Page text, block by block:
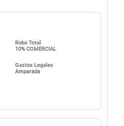
Robo Total
10% COMERCIAL
Gastos Legales
Amparada